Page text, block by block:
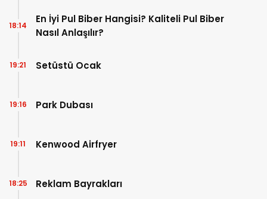
En İyi Pul Biber Hangisi? Kaliteli Pul Biber
Nasıl Anlaşılır?
18:14
Setüstü Ocak
19:21
Park Dubası
19:16
Kenwood Airfryer
19:11
Reklam Bayrakları
18:25